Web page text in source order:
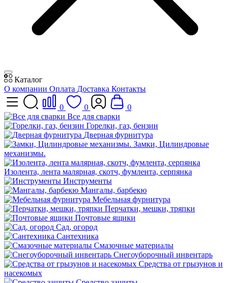
Каталог
О компании Оплата Доставка Контакты
0 0
0
Все для сварки
Горелки, газ, бензин
Дверная фурнитура
Замки, Цилиндровые
механизмы.
Изолента, лента малярная, скотч, фумлента, серпянка
Инструменты
Мангалы, барбекю
Мебельная фурнитура
Перчатки, мешки, тряпки
Почтовые ящики
Сад, огород
Сантехника
Смазочные материалы
Снегоуборочный инвентарь
Средства от грызунов и
насекомых